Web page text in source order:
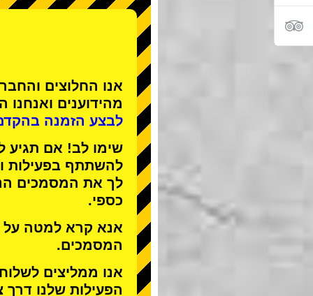
אנו החלוצים ו
מהידוענים ואנחנו
לבצע הזמנה
שימו לב! אם תגיע
להשתתף בפעילות
לך את המסמכים
כספי.
אנא קרא למטה על
המסמכים.
אנו ממליצים
הפעילות שלנו